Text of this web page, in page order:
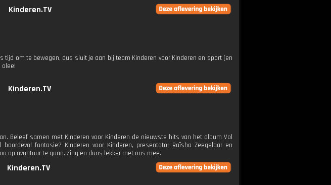
Kinderen.TV
tijd om te bewegen, dus sluit je aan bij team Kinderen voor Kinderen en sport (en
olee!
Kinderen.TV
Beleef samen met Kinderen voor Kinderen de nieuwste hits van het album Vol
fantasie? Kinderen voor Kinderen, presentator Raïsha Zeegelaar en
op avontuur te gaan. Zing en dans lekker met ons mee.
Kinderen.TV